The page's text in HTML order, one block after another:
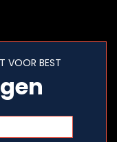
VOOR BEST